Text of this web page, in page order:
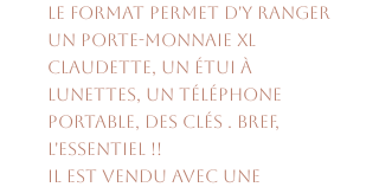
Le format permet d'y ranger
un porte-monnaie XL
Claudette, un étui à
lunettes, un téléphone
portable, des clés . Bref,
l'essentiel !!
Il est vendu avec une